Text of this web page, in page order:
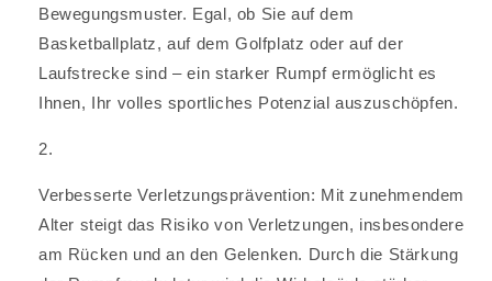
Bewegungsmuster. Egal, ob Sie auf dem
Basketballplatz, auf dem Golfplatz oder auf der
Laufstrecke sind – ein starker Rumpf ermöglicht es
Ihnen, Ihr volles sportliches Potenzial auszuschöpfen.
Verbesserte Verletzungsprävention: Mit zunehmendem
Alter steigt das Risiko von Verletzungen, insbesondere
am Rücken und an den Gelenken. Durch die Stärkung